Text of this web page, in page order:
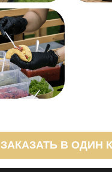
ЗАКАЗАТЬ В ОДИН